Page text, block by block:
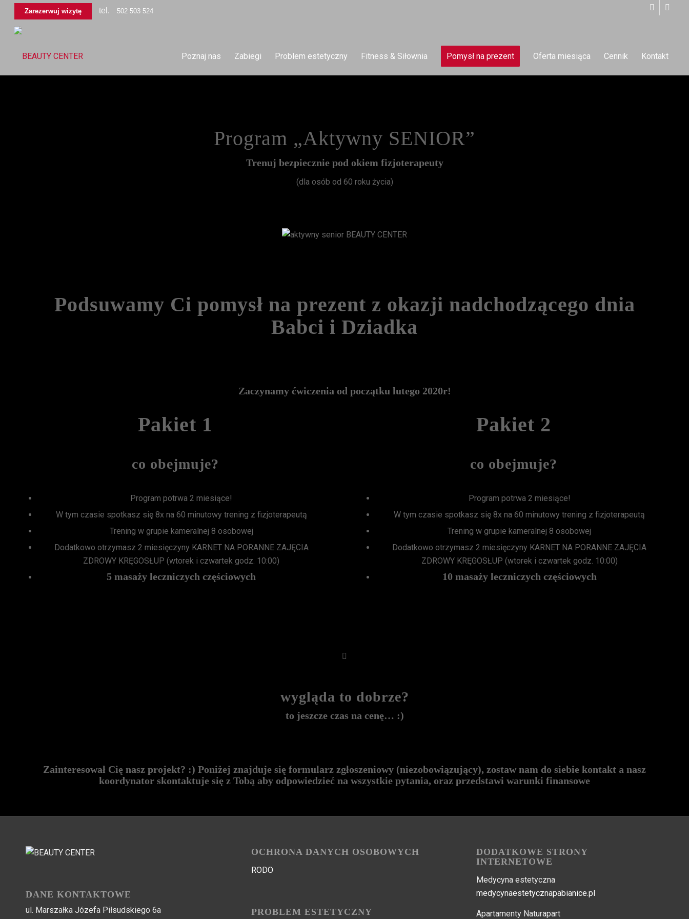
Zarezerwuj wizytę tel. 502 503 524
Poznaj nas Zabiegi Problem estetyczny Fitness & Siłownia Pomysł na prezent Oferta miesiąca Cennik Kontakt
Program „Aktywny SENIOR”
Trenuj bezpiecznie pod okiem fizjoterapeuty
(dla osób od 60 roku życia)
Podsuwamy Ci pomysł na prezent z okazji nadchodzącego dnia
Babci i Dziadka
Zaczynamy ćwiczenia od początku lutego 2020r!
Pakiet 1
co obejmuje?
Program potrwa 2 miesiące!
W tym czasie spotkasz się 8x na 60 minutowy trening z fizjoterapeutą
Trening w grupie kameralnej 8 osobowej
Dodatkowo otrzymasz 2 miesięczyny KARNET NA PORANNE ZAJĘCIA
ZDROWY KRĘGOSŁUP (wtorek i czwartek godz. 10:00)
5 masaży leczniczych częściowych
Pakiet 2
co obejmuje?
Program potrwa 2 miesiące!
W tym czasie spotkasz się 8x na 60 minutowy trening z fizjoterapeutą
Trening w grupie kameralnej 8 osobowej
Dodatkowo otrzymasz 2 miesięczyny KARNET NA PORANNE ZAJĘCIA
ZDROWY KRĘGOSŁUP (wtorek i czwartek godz. 10:00)
10 masaży leczniczych częściowych
wygląda to dobrze?
to jeszcze czas na cenę… :)
Zainteresował Cię nasz projekt? :) Poniżej znajduje się formularz zgłoszeniowy (niezobowiązujący), zostaw nam do siebie kontakt a nasz
koordynator skontaktuje się z Tobą aby odpowiedzieć na wszystkie pytania, oraz przedstawi warunki finansowe
DANE KONTAKTOWE
ul. Marszałka Józefa Piłsudskiego 6a
OCHRONA DANYCH OSOBOWYCH
RODO
PROBLEM ESTETYCZNY
DODATKOWE STRONY
INTERNETOWE
Medycyna estetyczna
medycynaestetycznapabianice.pl
Apartamenty Naturapart